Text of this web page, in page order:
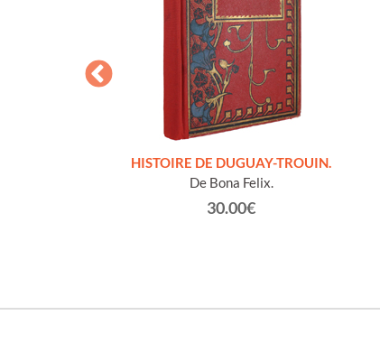
HISTOIRE DE DUGUAY-TROUIN.
De Bona Felix.
30.00€